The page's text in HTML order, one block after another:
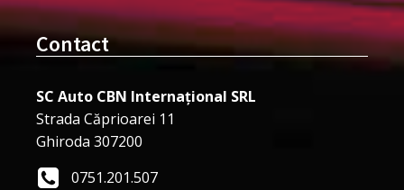
Contact
SC Auto CBN Internațional SRL
Strada Căprioarei 11
Ghiroda 307200
0751.201.507